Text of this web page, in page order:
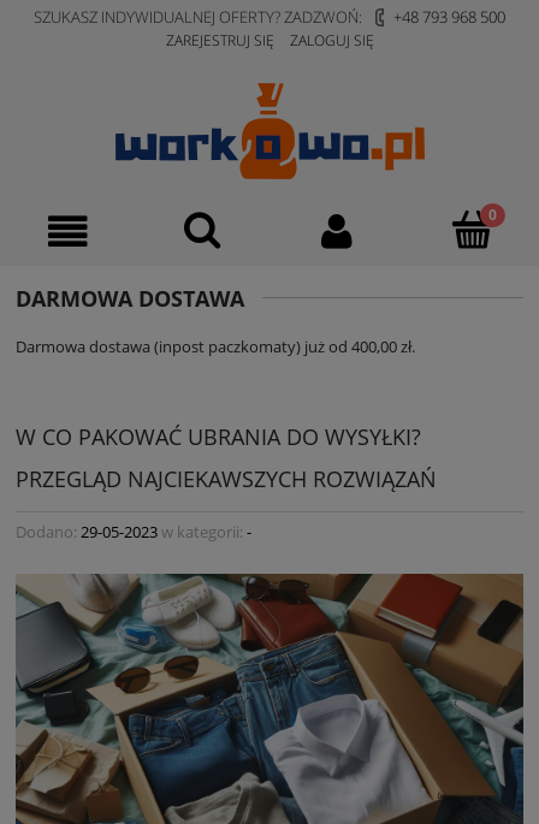
SZUKASZ INDYWIDUALNEJ OFERTY? ZADZWOŃ: +48 793 968 500
ZAREJESTRUJ SIĘ ZALOGUJ SIĘ
DARMOWA DOSTAWA
Darmowa dostawa (inpost paczkomaty) już od 400,00 zł.
W CO PAKOWAĆ UBRANIA DO WYSYŁKI?
PRZEGLĄD NAJCIEKAWSZYCH ROZWIĄZAŃ
Dodano: 29-05-2023w kategorii: -